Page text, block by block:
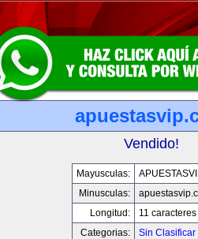
Vendido!
Mayusculas:
Minusculas:
Longitud:
11 caracteres
Categorias:
Sin Clasificar